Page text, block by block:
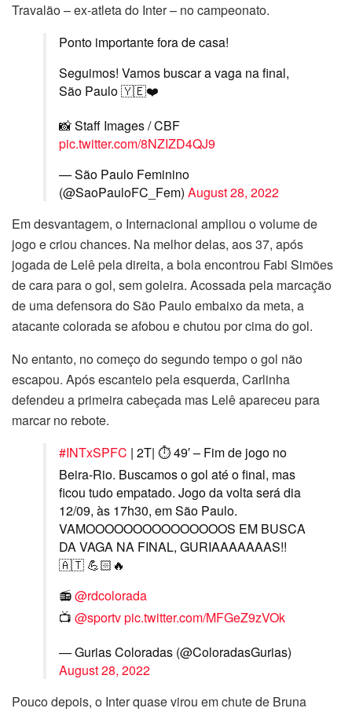
Travalão – ex-atleta do Inter – no campeonato.
Ponto importante fora de casa!
Seguimos! Vamos buscar a vaga na final,
São Paulo 🇾🇪❤️
📸 Staff Images / CBF
pic.twitter.com/8NZIZD4QJ9
— São Paulo Feminino
(@SaoPauloFC_Fem) August 28, 2022
Em desvantagem, o Internacional ampliou o volume de
jogo e criou chances. Na melhor delas, aos 37, após
jogada de Lelê pela direita, a bola encontrou Fabi Simões
de cara para o gol, sem goleira. Acossada pela marcação
de uma defensora do São Paulo embaixo da meta, a
atacante colorada se afobou e chutou por cima do gol.
No entanto, no começo do segundo tempo o gol não
escapou. Após escanteio pela esquerda, Carlinha
defendeu a primeira cabeçada mas Lelê apareceu para
marcar no rebote.
#INTxSPFC | 2T| ⏱ 49′ – Fim de jogo no
Beira-Rio. Buscamos o gol até o final, mas
ficou tudo empatado. Jogo da volta será dia
12/09, às 17h30, em São Paulo.
VAMOOOOOOOOOOOOOOOS EM BUSCA
DA VAGA NA FINAL, GURIAAAAAAAS!!
🇦🇹 💪🏻🔥
📻@rdcolorada
📺 @sportvpic.twitter.com/MFGeZ9zVOk
— Gurias Coloradas (@ColoradasGurias)
August 28, 2022
Pouco depois, o Inter quase virou em chute de Bruna